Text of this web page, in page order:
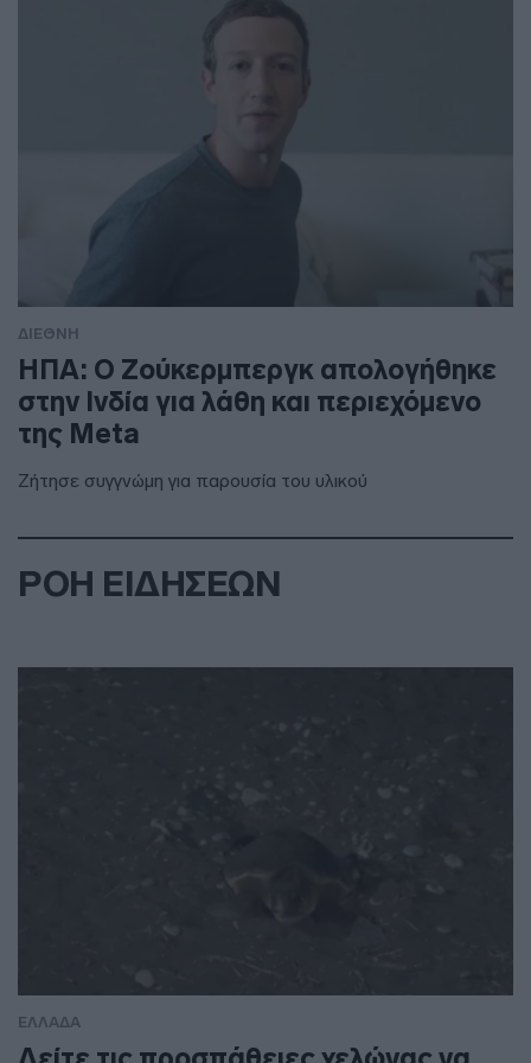
ΔΙΕΘΝΗ
ΗΠΑ: Ο Ζούκερμπεργκ απολογήθηκε
στην Ινδία για λάθη και περιεχόμενο
της Meta
Ζήτησε συγγνώμη για παρουσία του υλικού
ΡΟΗ ΕΙΔΗΣΕΩΝ
ΕΛΛΑΔΑ